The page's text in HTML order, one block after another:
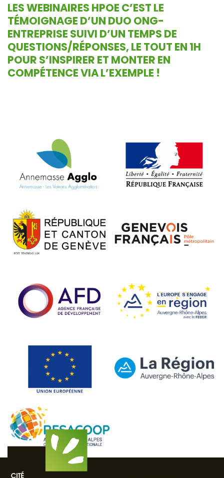
LES WEBINAIRES HPOE C’EST LE
TÉMOIGNAGE D’UN DUO ONG-
ENTREPRISE SUIVI D’UN TEMPS DE
QUESTIONS/RÉPONSES, LE TOUT EN 1H
POUR S’INSPIRER ET MONTER EN
COMPÉTENCE VIA L’EXEMPLE !